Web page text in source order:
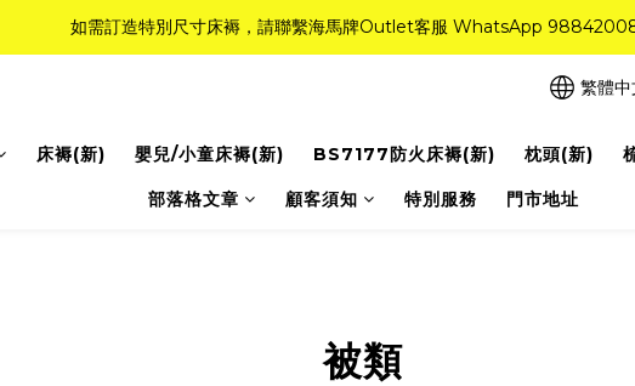
如需訂造特別尺寸床褥，請聯繫海馬牌Outlet客服 WhatsApp
如需訂造特別尺寸床褥，請聯繫海馬牌Outlet客服 WhatsApp
Top-Tier Quality系列床褥82折(新永久記憶床褥 及 健康記憶床褥)＋送禮品＋免運費(
如需訂造特別尺寸床褥，請聯繫海馬牌Outlet客服 WhatsApp
繁體中
床褥(新) 嬰兒/小童床褥(新) BS7177防火床褥(新) 枕頭(新)
部落格文章 顧客須知 特別服務 門市地址
被類